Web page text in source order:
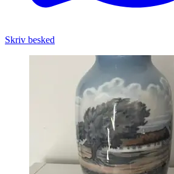
Skriv besked